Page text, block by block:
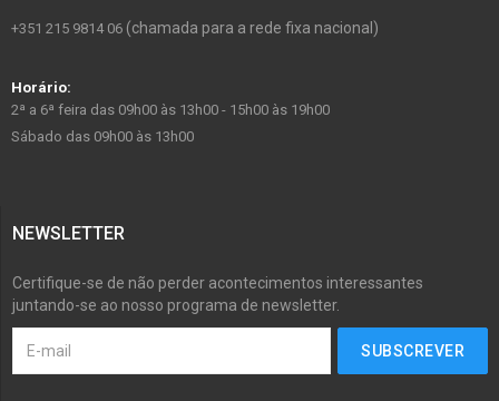
+351 215 9814 06 (chamada para a rede fixa nacional)
Horário:
2ª a 6ª feira das 09h00 às 13h00 - 15h00 às 19h00
Sábado das 09h00 às 13h00
NEWSLETTER
Certifique-se de não perder acontecimentos interessantes
juntando-se ao nosso programa de newsletter.